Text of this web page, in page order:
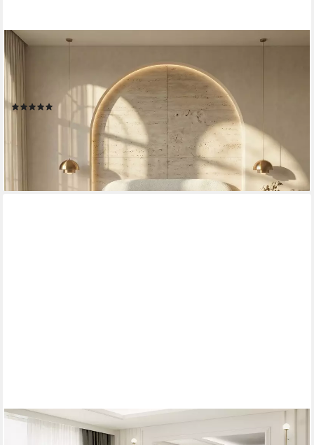
THEMATYS
Polsterbett mit Bettkasten, CLOUD 140x200 160x200 180x200
200x200cm (Kopfteil im Oversize-Look und Stauraum – weich,
modern und pflegeleicht)
(2)
ab 969,00 € 1.649,00 €
lieferbar in 4 Wochen
+1
ALTDECOR
Boxbett OTTA-Z (Multipocket-Matratze H4, H3 Matratze